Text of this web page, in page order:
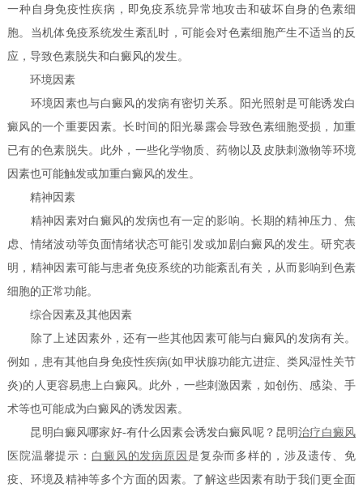
一种自身免疫性疾病，即免疫系统异常地攻击和破坏自身的色素细
胞。当机体免疫系统发生紊乱时，可能会对色素细胞产生不适当的反
应，导致色素脱失和白癜风的发生。
环境因素
环境因素也与白癜风的发病有密切关系。阳光照射是可能诱发白
癜风的一个重要因素。长时间的阳光暴露会导致色素细胞受损，加重
已有的色素脱失。此外，一些化学物质、药物以及皮肤刺激物等环境
因素也可能触发或加重白癜风的发生。
精神因素
精神因素对白癜风的发病也有一定的影响。长期的精神压力、焦
虑、情绪波动等负面情绪状态可能引发或加剧白癜风的发生。研究表
明，精神因素可能与患者免疫系统的功能紊乱有关，从而影响到色素
细胞的正常功能。
综合因素及其他因素
除了上述因素外，还有一些其他因素可能与白癜风的发病有关。
例如，患有其他自身免疫性疾病(如甲状腺功能亢进症、类风湿性关节
炎)的人更容易患上白癜风。此外，一些刺激因素，如创伤、感染、手
术等也可能成为白癜风的诱发因素。
昆明白癜风哪家好-有什么因素会诱发白癜风呢？昆明治疗白癜风
医院温馨提示： 白癜风的发病原因 是复杂而多样的，涉及遗传、免
疫、环境及精神等多个方面的因素。了解这些因素有助于我们更全面